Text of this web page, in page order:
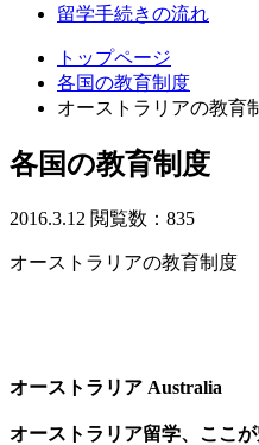
留学手続きの流れ
トップページ
各国の教育制度
オーストラリアの教育
各国の教育制度
2016.3.12 閲覧数：835
オーストラリアの教育制度
オーストラリア Australia
オーストラリア留学、ここ